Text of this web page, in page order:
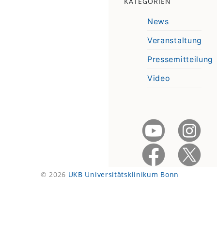
News
Veranstaltung
Pressemitteilung
Video
© 2026 UKB Universitätsklinikum Bonn